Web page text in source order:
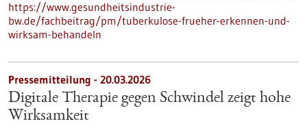
https://www.gesundheitsindustrie-
bw.de/fachbeitrag/pm/tuberkulose-frueher-erkennen-und-
wirksam-behandeln
Pressemitteilung - 20.03.2026
Digitale Therapie gegen Schwindel zeigt hohe
Wirksamkeit